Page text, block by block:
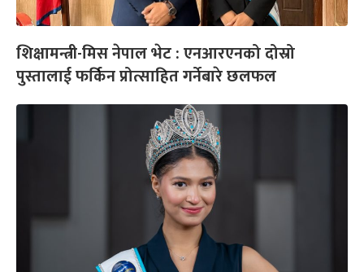
शिक्षामन्त्री-मिस नेपाल भेट : एनआरएनको दोस्रो
पुस्तालाई फर्किन प्रोत्साहित गर्नेबारे छलफल